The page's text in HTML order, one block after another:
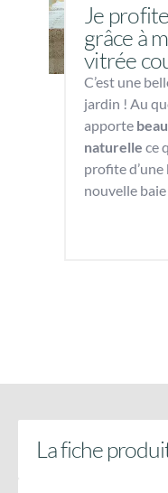
Je
grâce à
vitrée
C’est une
jardin ! Au
apporte
naturelle ce
profite d’une
nouvelle
La fiche